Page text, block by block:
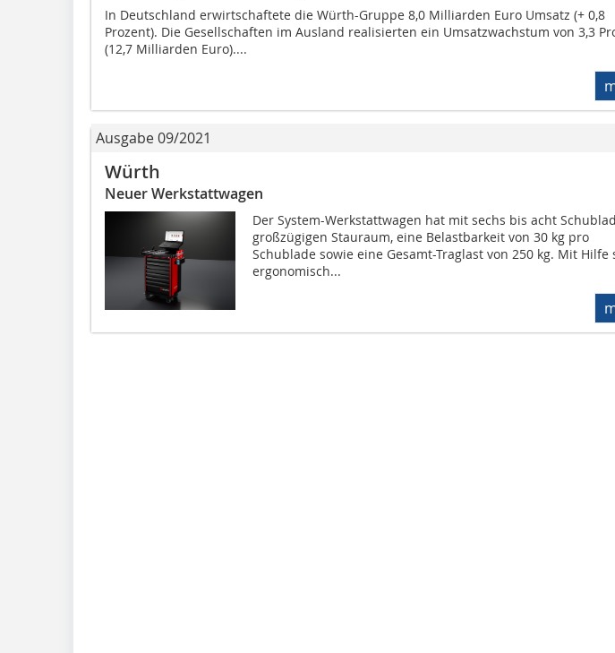
In Deutschland erwirtschaftete die Würth-Gruppe 8,0 Milliarden Euro Umsatz (+ 0,8
Prozent). Die Gesellschaften im Ausland realisierten ein Umsatzwachstum von 3,3
(12,7 Milliarden Euro)....
Ausgabe 09/2021
Würth
Neuer Werkstattwagen
Der System-Werkstattwagen hat mit sechs bis acht
großzügigen Stauraum, eine Belastbarkeit von 30 kg pro
Schublade sowie eine Gesamt-Traglast von 250 kg. Mit Hilfe
ergonomisch...